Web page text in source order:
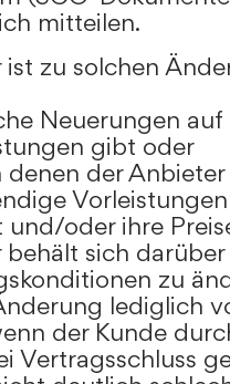
mitteilen.
zu solchen
Neuerungen
gibt oder
der Anbieter
oder ihre
sich darüber
zu
lediglich
der Kunde
Vertragsschluss